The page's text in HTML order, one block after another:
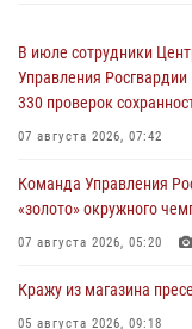
В июле сотрудники
Управления
330 проверок
07 августа 2026, 07:42
Команда Управления
«золото» окружного
07 августа 2026, 05:20
Кражу из магазина
05 августа 2026, 09:18